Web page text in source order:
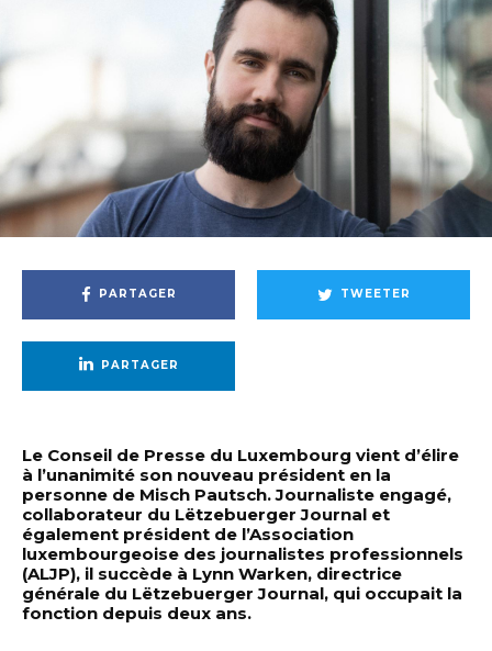
PARTAGER TWEETER
PARTAGER
Le Conseil de Presse du Luxembourg vient d’élire
à l’unanimité son nouveau président en la
personne de Misch Pautsch. Journaliste engagé,
collaborateur du Lëtzebuerger Journal et
également président de l’Association
luxembourgeoise des journalistes professionnels
(ALJP), il succède à Lynn Warken, directrice
générale du Lëtzebuerger Journal, qui occupait la
fonction depuis deux ans.